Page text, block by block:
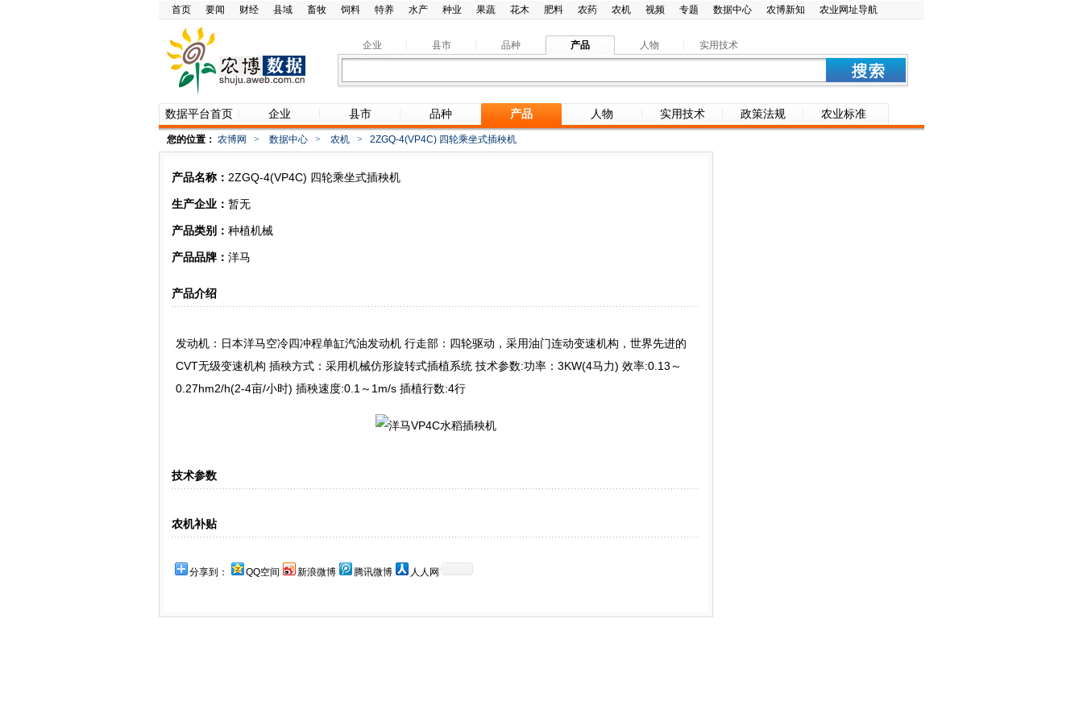
首页 要闻 财经 县域 畜牧 饲料 特养 水产 种业 果蔬 花木 肥料 农药 农机 视频 专题 数据中心 农博新知 农业网址导航
企业 县市 品种 产品 人物 实用技术
数据平台首页 企业 县市 品种 产品 人物 实用技术 政策法规 农业标准
您的位置： 农博网 > 数据中心 > 农机 > 2ZGQ-4(VP4C) 四轮乘坐式插秧机
产品名称： 2ZGQ-4(VP4C) 四轮乘坐式插秧机
生产企业： 暂无
产品类别： 种植机械
产品品牌： 洋马
产品介绍
发动机：日本洋马空冷四冲程单缸汽油发动机 行走部：四轮驱动，采用油门连动变速机构，世界先进的
CVT无级变速机构 插秧方式：采用机械仿形旋转式插植系统 技术参数:功率：3KW(4马力) 效率:0.13～
0.27hm2/h(2-4亩/小时) 插秧速度:0.1～1m/s 插植行数:4行
技术参数
农机补贴
分享到： QQ空间 新浪微博 腾讯微博 人人网